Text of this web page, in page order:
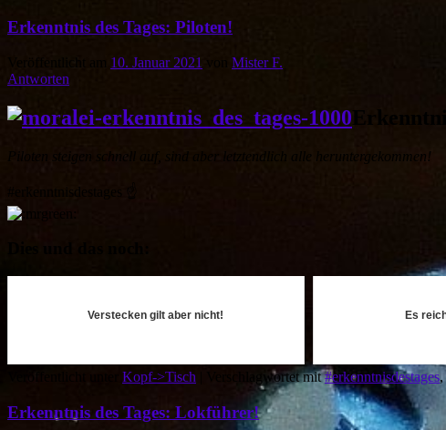
Erkenntnis des Tages: Piloten!
10. Januar 2021
Mister F.
Antworten
Piloten steigen schnell auf, sind aber letztendlich alle heruntergekommen!
#erkenntnisdestages
Verstecken gilt aber nicht! Es
Kopf->Tisch Verschlagwortet mit #erkenntnisdestages,
Erkenntnis des Tages: Lokführer!